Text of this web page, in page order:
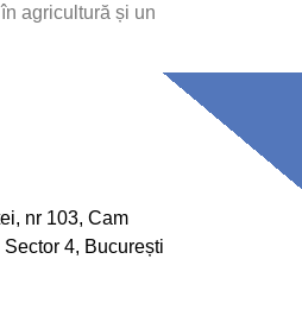
agricultură și un
nr 103, Cam
Sector 4, București